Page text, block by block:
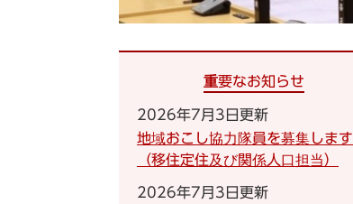
重要なお知らせ
2026年7月3日更新
地域おこし協力隊員を募集します
（移住定住及び関係人口担当）
2026年7月3日更新